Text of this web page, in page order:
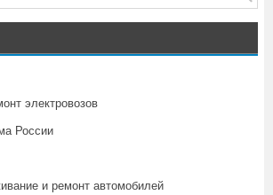
электровозов
России
и ремонт автомобилей